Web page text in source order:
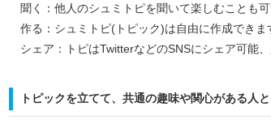
聞く：他人のシュミトピを聞いて楽しむことも
作る：シュミトピ(トピック)は自由に作成できま
シェア：トピはTwitterなどのSNSにシェア可能
トピックを立てて、共通の趣味や関心がある人